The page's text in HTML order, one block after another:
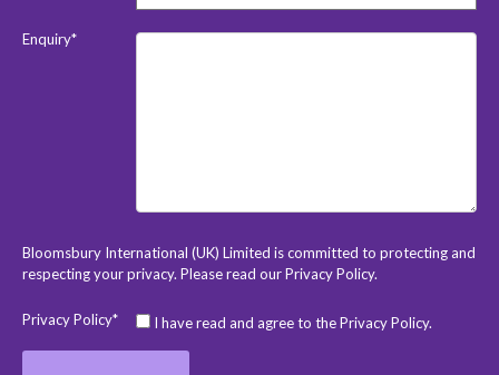
Enquiry*
Bloomsbury International (UK) Limited is committed to protecting and
respecting your privacy. Please read ourPrivacy Policy.
Privacy Policy* I have read and agree to the Privacy Policy.